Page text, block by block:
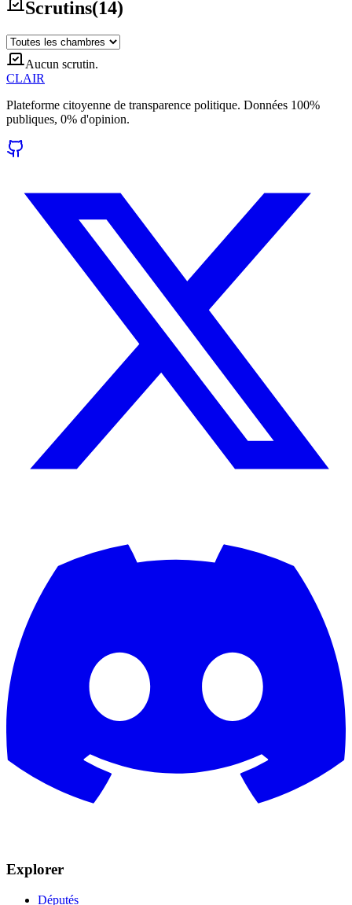
Scrutins(14)
Aucun scrutin.
CLAIR
Plateforme citoyenne de transparence politique. Données 100%
publiques, 0% d'opinion.
Explorer
Députés